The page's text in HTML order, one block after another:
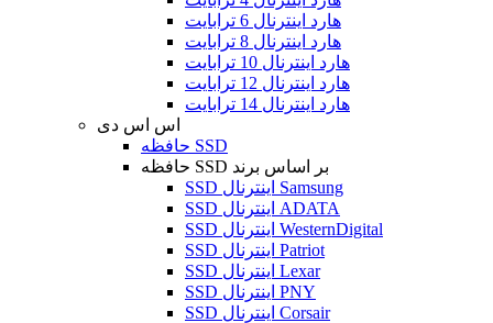
هارد اینترنال 6 ترابایت
هارد اینترنال 8 ترابایت
هارد اینترنال 10 ترابایت
هارد اینترنال 12 ترابایت
هارد اینترنال 14 ترابایت
اس اس دی
حافظه SSD
حافظه SSD بر اساس برند
SSD اینترنال Samsung
SSD اینترنال ADATA
SSD اینترنال WesternDigital
SSD اینترنال Patriot
SSD اینترنال Lexar
SSD اینترنال PNY
SSD اینترنال Corsair